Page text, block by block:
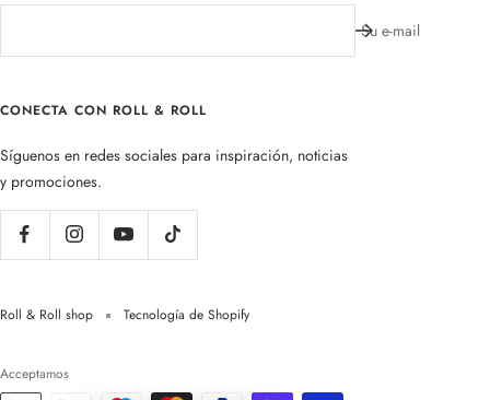
Su e-mail
CONECTA CON ROLL & ROLL
Síguenos en redes sociales para inspiración, noticias
y promociones.
Roll & Roll shop Tecnología de Shopify
Acceptamos